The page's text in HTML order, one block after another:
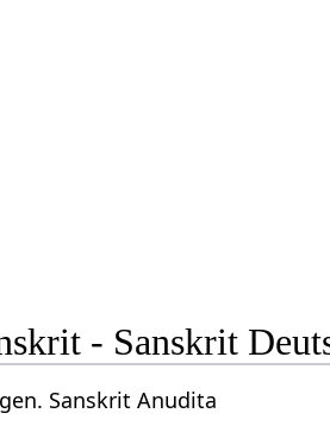
- Sanskrit
Sanskrit Anudita